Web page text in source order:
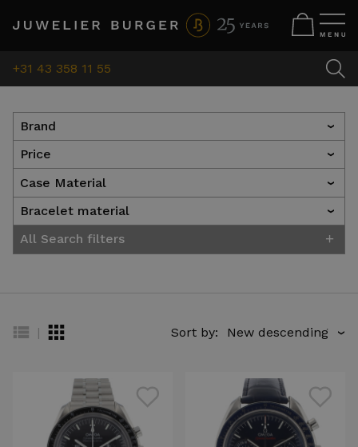
+31 43 358 11 55
Brand ›
Price ›
Case Material ›
Bracelet material ›
All Search filters +
| Sort by: ›